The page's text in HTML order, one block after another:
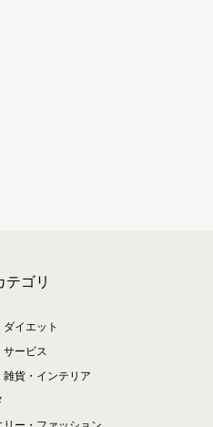
テゴリ
ダイエット
サービス
雑貨・インテリア